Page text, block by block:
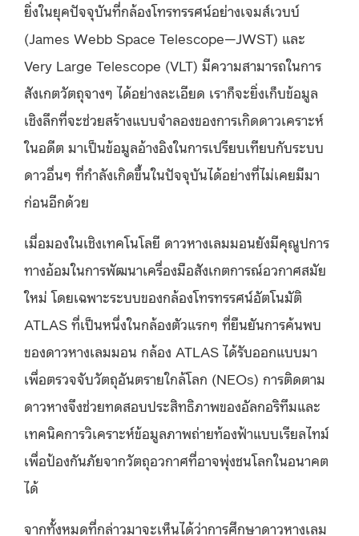
ยิ่งในยุคปัจจุบันที่กล้องโทรทรรศน์อย่างเจมส์เวบบ์
(James Webb Space Telescope—JWST) และ
Very Large Telescope (VLT) มีความสามารถในการ
สังเกตวัตถุจางๆ ได้อย่างละเอียด เราก็จะยิ่งเก็บข้อมูล
เชิงลึกที่จะช่วยสร้างแบบจำลองของการเกิดดาวเคราะห์
ในอดีต มาเป็นข้อมูลอ้างอิงในการเปรียบเทียบกับระบบ
ดาวอื่นๆ ที่กำลังเกิดขึ้นในปัจจุบันได้อย่างที่ไม่เคยมีมา
ก่อนอีกด้วย
เมื่อมองในเชิงเทคโนโลยี ดาวหางเลมมอนยังมีคุณูปการ
ทางอ้อมในการพัฒนาเครื่องมือสังเกตการณ์อวกาศสมัย
ใหม่ โดยเฉพาะระบบของกล้องโทรทรรศน์อัตโนมัติ
ATLAS ที่เป็นหนึ่งในกล้องตัวแรกๆ ที่ยืนยันการค้นพบ
ของดาวหางเลมมอน กล้อง ATLAS ได้รับออกแบบมา
เพื่อตรวจจับวัตถุอันตรายใกล้โลก (NEOs) การติดตาม
ดาวหางจึงช่วยทดสอบประสิทธิภาพของอัลกอริทึมและ
เทคนิคการวิเคราะห์ข้อมูลภาพถ่ายท้องฟ้าแบบเรียลไทม์
เพื่อป้องกันภัยจากวัตถุอวกาศที่อาจพุ่งชนโลกในอนาคต
ได้
จากทั้งหมดที่กล่าวมาจะเห็นได้ว่าการศึกษาดาวหางเลม